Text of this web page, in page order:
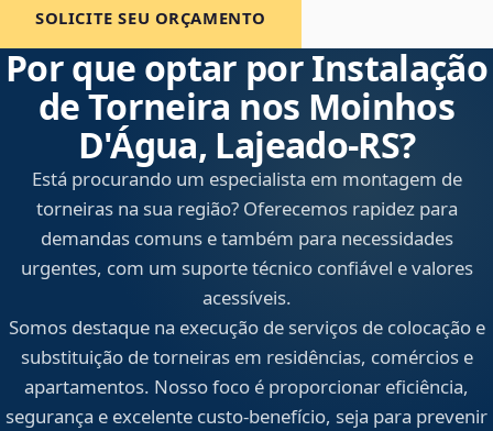
SOLICITE SEU ORÇAMENTO
Por que optar por Instalação
de Torneira nos Moinhos
D'Água, Lajeado‑RS?
Está procurando um especialista em montagem de
torneiras na sua região? Oferecemos rapidez para
demandas comuns e também para necessidades
urgentes, com um suporte técnico confiável e valores
acessíveis.
Somos destaque na execução de serviços de colocação e
substituição de torneiras em residências, comércios e
apartamentos. Nosso foco é proporcionar eficiência,
segurança e excelente custo-benefício, seja para prevenir